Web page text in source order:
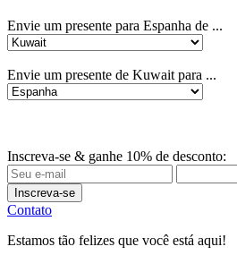
Envie um presente para Espanha de ...
Envie um presente de Kuwait para ...
Inscreva-se & ganhe 10% de desconto:
Inscreva-se
Contato
Estamos tão felizes que você está aqui!